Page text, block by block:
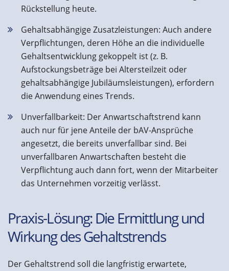
Rückstellung heute.
Gehaltsabhängige Zusatzleistungen: Auch andere
Verpflichtungen, deren Höhe an die individuelle
Gehaltsentwicklung gekoppelt ist (z. B.
Aufstockungsbeträge bei Altersteilzeit oder
gehaltsabhängige Jubiläumsleistungen), erfordern
die Anwendung eines Trends.
Unverfallbarkeit: Der Anwartschaftstrend kann
auch nur für jene Anteile der bAV-Ansprüche
angesetzt, die bereits unverfallbar sind. Bei
unverfallbaren Anwartschaften besteht die
Verpflichtung auch dann fort, wenn der Mitarbeiter
das Unternehmen vorzeitig verlässt.
Praxis-Lösung: Die Ermittlung und
Wirkung des Gehaltstrends
Der Gehaltstrend soll die langfristig erwartete,